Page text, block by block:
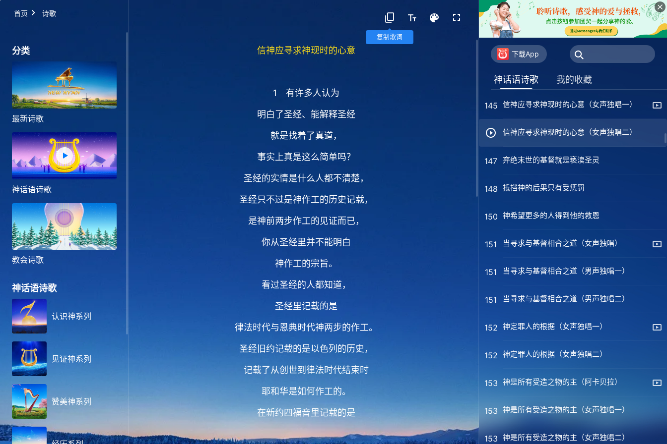
首页 诗歌
复制歌词
分类
最新诗歌
神话语诗歌
教会诗歌
神话语诗歌
认识神系列
见证神系列
赞美神系列
信神应寻求神现时的心意
1 有许多人认为
明白了圣经、能解释圣经
就是找着了真道，
事实上真是这么简单吗？
圣经的实情是什么人都不清楚，
圣经只不过是神作工的历史记载，
是神前两步作工的见证而已，
你从圣经里并不能明白
神作工的宗旨。
看过圣经的人都知道，
圣经里记载的是
律法时代与恩典时代神两步的作工。
圣经旧约记载的是以色列的历史，
记载了从创世到律法时代结束时
耶和华是如何作工的。
在新约四福音里记载的是
耶稣在地的工作，
下载App
神话语诗歌 我的收藏
142 用圣经定罪神的都是法利赛人（女声独唱）
142 用圣经定罪神的都是法利赛人（男声独唱）
144 神末世在外邦作了更大更新的工作
145 信神应寻求神现时的心意（女声独唱一）
信神应寻求神现时的心意（女声独唱二）
147 弃绝末世的基督就是亵渎圣灵
148 抵挡神的后果只有受惩罚
150 神希望更多的人得到他的救恩
151 当寻求与基督相合之道（女声独唱）
151 当寻求与基督相合之道（男声独唱一）
151 当寻求与基督相合之道（男声独唱二）
152 神定罪人的根据（女声独唱一）
152 神定罪人的根据（女声独唱二）
153 神是所有受造之物的主（阿卡贝拉）
153 神是所有受造之物的主（女声独唱一）
153 神是所有受造之物的主（女声独唱二）